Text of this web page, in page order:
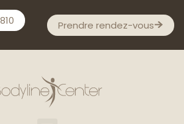
Prendre rendez-vous